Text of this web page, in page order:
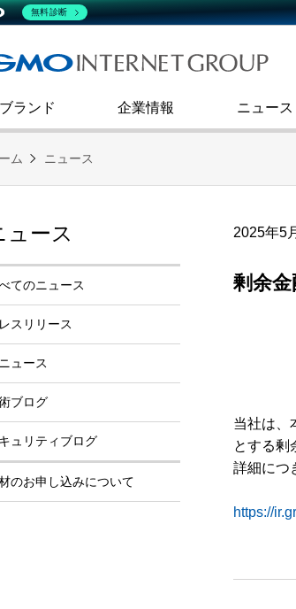
ブランド
企業情報
会社概要
社史
ニュース
技術ブログ
インターネットセキュリティ事業
コミュニケーション
ダイバーシティ＆インクルージョン
熊谷正寿が語るグループ成長戦略・
財務・業績
第二新卒採用
ム ニュース
2025年5
剰余
当社は、
とする剰
詳細につ
https://
ュース
てのニュース
スリリース
ュース
ブログ
ュリティブログ
のお申し込みについて
無料診断